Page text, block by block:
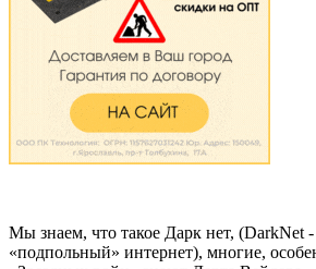
Мы знаем, что такое Дарк нет, (DarkNet
«подпольный» интернет), многие,